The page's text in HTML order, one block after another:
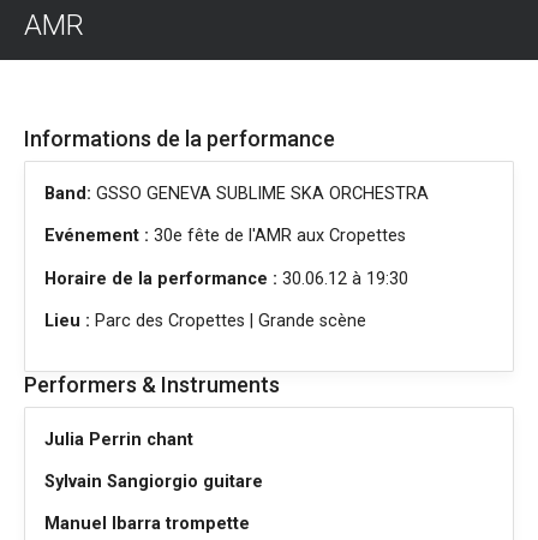
AMR
Informations de la performance
Band: GSSO GENEVA SUBLIME SKA ORCHESTRA
Evénement : 30e fête de l'AMR aux Cropettes
Horaire de la performance : 30.06.12 à 19:30
Lieu : Parc des Cropettes | Grande scène
Performers & Instruments
Julia Perrin chant
Sylvain Sangiorgio guitare
Manuel Ibarra trompette